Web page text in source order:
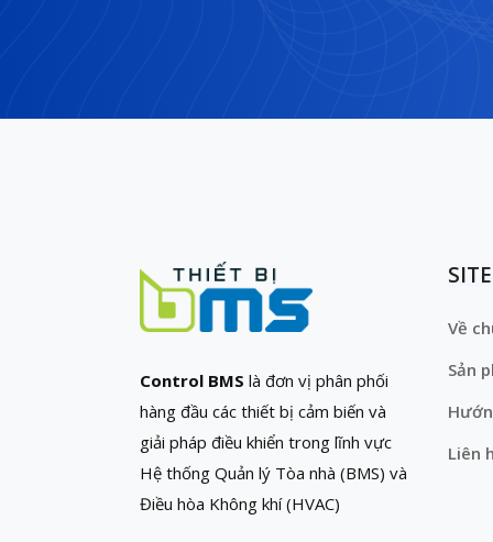
Control BMS là đơn vị phân phối
hàng đầu các thiết bị cảm biến và
giải pháp điều khiển trong lĩnh vực
Hệ thống Quản lý Tòa nhà (BMS) và
Điều hòa Không khí (HVAC)
Về
Sản
Liên